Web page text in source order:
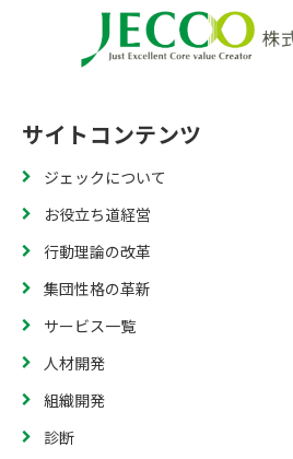
サイトコンテンツ
ジェックについて
お役立ち道経営
行動理論の改革
集団性格の革新
サービス一覧
人材開発
組織開発
診断